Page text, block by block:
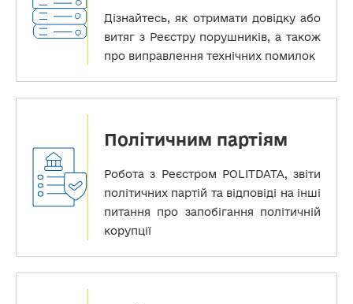
Дізнайтесь, як отримати довідку або
витяг з Реєстру порушників, а також
про виправлення технічних помилок
Політичним партіям
Робота з Реєстром POLITDATA, звіти
політичних партій та відповіді на інші
питання про запобігання політичній
корупції